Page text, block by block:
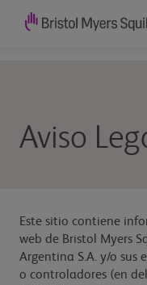
Aviso
Este sitio contiene
web de Bristol Myers
Argentina S.A. y/o sus
o controladores (en